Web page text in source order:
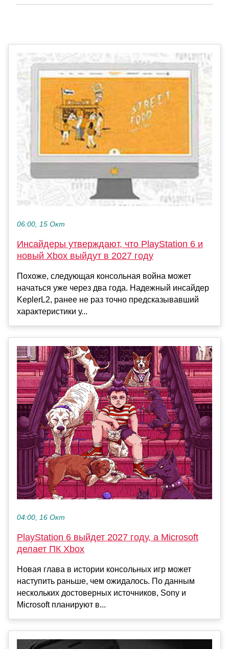
06:00, 15 Окт
Инсайдеры утверждают, что PlayStation 6 и
новый Xbox выйдут в 2027 году
Похоже, следующая консольная война может
начаться уже через два года. Надежный инсайдер
KeplerL2, ранее не раз точно предсказывавший
характеристики у...
04:00, 16 Окт
PlayStation 6 выйдет 2027 году, а Microsoft
делает ПК Xbox
Новая глава в истории консольных игр может
наступить раньше, чем ожидалось. По данным
нескольких достоверных источников, Sony и
Microsoft планируют в...